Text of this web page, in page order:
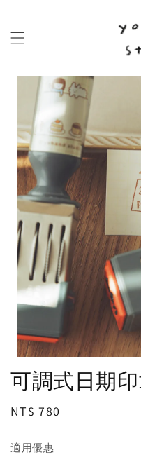
可調式日期
Regular
NT$ 780
適用優惠